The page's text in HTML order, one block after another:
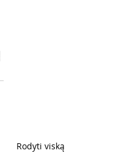
Rodyti viską